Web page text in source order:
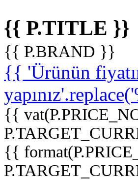
{{ P.TITLE }}
{{ P.BRAND }}
{{ 'Ürünün
{{
{{